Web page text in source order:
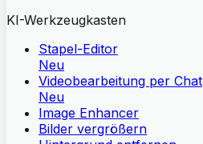
KI-Werkzeugkasten
Stapel-Editor
Neu
Videobearbeitung per Chat
Neu
Image Enhancer
Bilder vergrößern